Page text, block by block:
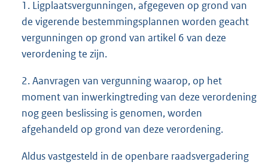
1. Ligplaatsvergunningen, afgegeven op grond van
de vigerende bestemmingsplannen worden geacht
vergunningen op grond van artikel 6 van deze
verordening te zijn.
2. Aanvragen van vergunning waarop, op het
moment van inwerkingtreding van deze verordening
nog geen beslissing is genomen, worden
afgehandeld op grond van deze verordening.
Aldus vastgesteld in de openbare raadsvergadering